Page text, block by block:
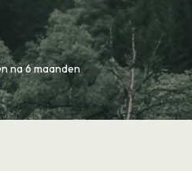
na 6 maanden